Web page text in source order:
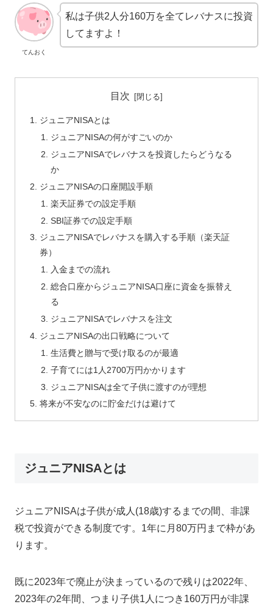
てんおく
私は子供2人分160万を全てレバナスに投資
してますよ！
目次
ジュニアNISAとは
ジュニアNISAの何がすごいのか
ジュニアNISAでレバナスを投資したらどうなる
か
ジュニアNISAの口座開設手順
楽天証券での設定手順
SBI証券での設定手順
ジュニアNISAでレバナスを購入する手順（楽天証
券）
入金までの流れ
総合口座からジュニアNISA口座に資金を振替え
る
ジュニアNISAでレバナスを注文
ジュニアNISAの出口戦略について
生活費と贈与で受け取るのが最適
子育てには1人2700万円かかります
ジュニアNISAは全て子供に渡すのが理想
将来が不安なのに貯金だけは避けて
ジュニアNISAとは
ジュニアNISAは子供が成人(18歳)するまでの間、非課
税で投資ができる制度です。1年に月80万円まで枠があ
ります。
既に2023年で廃止が決まっているので残りは2022年、
2023年の2年間、つまり子供1人につき160万円が非課